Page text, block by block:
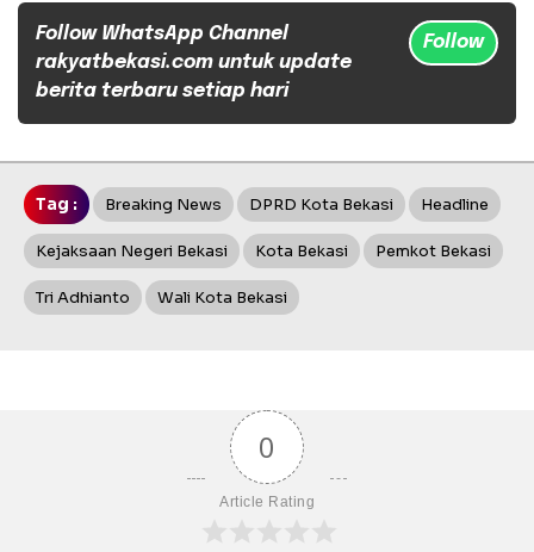
Follow WhatsApp Channel
rakyatbekasi.com untuk update
berita terbaru setiap hari
Follow
Tag : Breaking News DPRD Kota Bekasi Headline
Kejaksaan Negeri Bekasi Kota Bekasi Pemkot Bekasi
Tri Adhianto Wali Kota Bekasi
0
Article Rating